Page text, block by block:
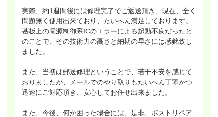
実際、約1週間後には修理完了でご返送頂き、現在、全く
問題無く使用出来ており、たいへん満足しております。
基板上の電源制御系ICのエラーによる起動不良だったと
のことで、その技術力の高さと納期の早さには感銘致し
ました。
また、当初は郵送修理ということで、若干不安を感じて
おりましたが、メールでのやり取りもたいへん丁寧かつ
迅速にご対応頂き、安心してお任せ出来ました。
また、今後、何か困った場合には、是非、ポストリペア